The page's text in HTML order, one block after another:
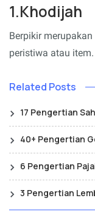
1.Khodijah
Berpikir
peristiwa atau item.
Related Posts
17 Pengertian
40+ Pengertian
6 Pengertian
3 Pengertian